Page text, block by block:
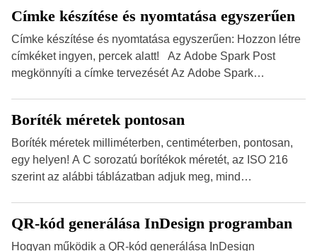
Címke készítése és nyomtatása egyszerűen
Címke készítése és nyomtatása egyszerűen: Hozzon létre
címkéket ingyen, percek alatt! Az Adobe Spark Post
megkönnyíti a címke tervezését Az Adobe Spark
igazán foroghatnak a kreatív fogaskerekek, miközben
zajlik a saját címke készítése. Hogyan készítsünk címkét?
Válasszon méretet és alakot: Válassza ki a kívánt címke
méretét. Akár néhány személyes […]
Boríték méretek pontosan
Boríték méretek milliméterben, centiméterben, pontosan,
egy helyen! A C sorozatú borítékok méretét, az ISO 216
szerint az alábbi táblázatban adjuk meg, mind
az A4-es papírlaphoz viszonyítva. Az amerikai és észak-
amerikai boríték méretére az ISO 216 nem vonatkozik.
QR-kód generálása InDesign programban
Hogyan működik a QR-kód generálása InDesign